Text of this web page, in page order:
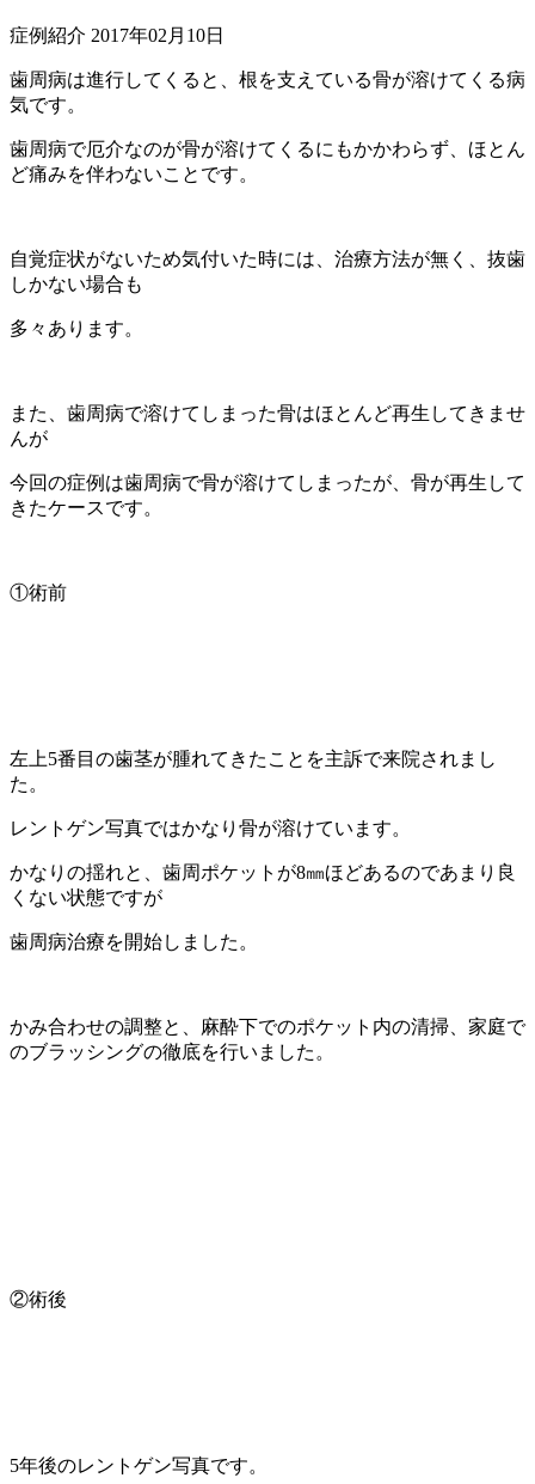
症例紹介 2017年02月10日
歯周病は進行してくると、根を支えている骨が溶けてくる病
気です。
歯周病で厄介なのが骨が溶けてくるにもかかわらず、ほとん
ど痛みを伴わないことです。
自覚症状がないため気付いた時には、治療方法が無く、抜歯
しかない場合も
多々あります。
また、歯周病で溶けてしまった骨はほとんど再生してきませ
んが
今回の症例は歯周病で骨が溶けてしまったが、骨が再生して
きたケースです。
①術前
左上5番目の歯茎が腫れてきたことを主訴で来院されまし
た。
レントゲン写真ではかなり骨が溶けています。
かなりの揺れと、歯周ポケットが8㎜ほどあるのであまり良
くない状態ですが
歯周病治療を開始しました。
かみ合わせの調整と、麻酔下でのポケット内の清掃、家庭で
のブラッシングの徹底を行いました。
②術後
5年後のレントゲン写真です。